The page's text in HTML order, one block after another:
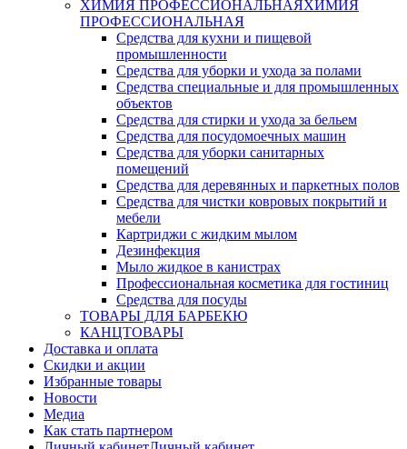
ХИМИЯ ПРОФЕССИОНАЛЬНАЯХИМИЯ
ПРОФЕССИОНАЛЬНАЯ
Средства для кухни и пищевой
промышленности
Средства для уборки и ухода за полами
Средства специальные и для промышленных
объектов
Средства для стирки и ухода за бельем
Средства для посудомоечных машин
Средства для уборки санитарных
помещений
Средства для деревянных и паркетных полов
Средства для чистки ковровых покрытий и
мебели
Картриджи с жидким мылом
Дезинфекция
Мыло жидкое в канистрах
Профессиональная косметика для гостиниц
Средства для посуды
ТОВАРЫ ДЛЯ БАРБЕКЮ
КАНЦТОВАРЫ
Доставка и оплата
Скидки и акции
Избранные товары
Новости
Медиа
Как стать партнером